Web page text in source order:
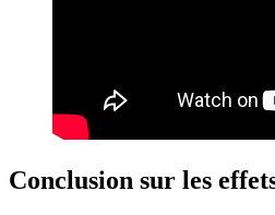
Conclusion sur les